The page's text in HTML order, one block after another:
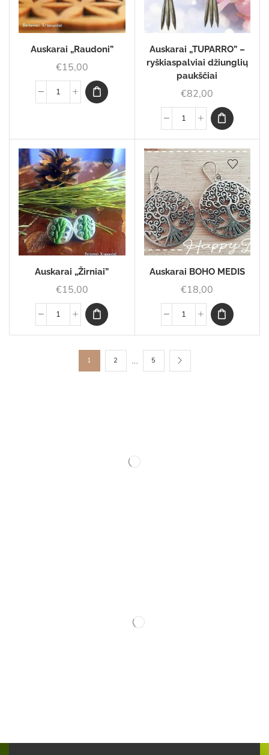
Auskarai „Raudoni”
€15,00
Auskarai „TUPARRO” –
ryškiaspalviai džiunglių
paukščiai
€82,00
Auskarai „Žirniai”
€15,00
Auskarai BOHO MEDIS
€18,00
1 2 … 5